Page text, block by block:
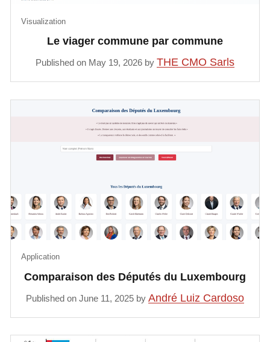
Le viager commune par commune
Visualization
Published on May 19, 2026 by THE CMO Sarls
Comparaison des Députés du Luxembourg
Application
Published on June 11, 2025 by André Luiz Cardoso